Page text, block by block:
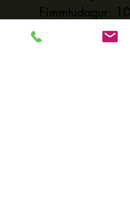
Fimmtudagur:
Föstudagur: